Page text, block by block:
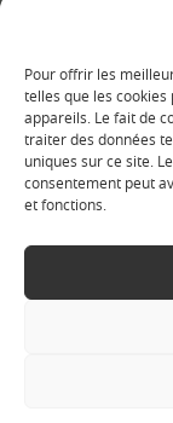
Pour offrir les
telles que les
appareils. Le fait de
traiter des données
uniques sur ce site.
consentement peut
et fonctions.
Le plan du site
Le